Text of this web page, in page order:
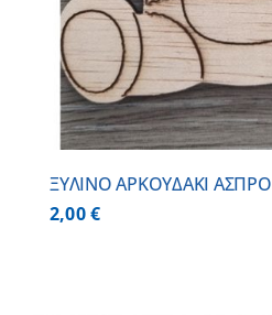
ΞΥΛΙΝΟ ΑΡΚΟΥΔΑΚΙ ΑΣΠΡΟ
2,00€